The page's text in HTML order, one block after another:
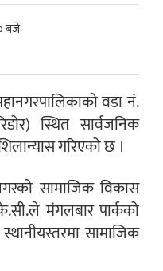
बजे
वडा नं.
स्थित सार्वजनिक
गरिएको छ ।
सामाजिक विकास
मंगलबार पार्कको
स्थानीयस्तरमा सामाजिक